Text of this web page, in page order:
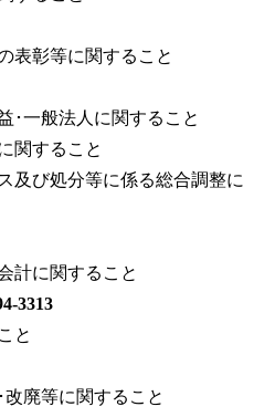
表彰等に関すること
･一般法人に関すること
関すること
及び処分等に係る総合調整に
計に関すること
3313
と
廃等に関すること